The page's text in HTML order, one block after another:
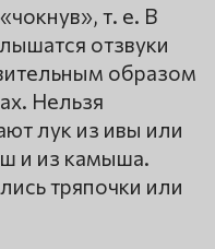
т. е. В
отзвуки
образом
Нельзя
лук из ивы или
и из камыша.
тряпочки или